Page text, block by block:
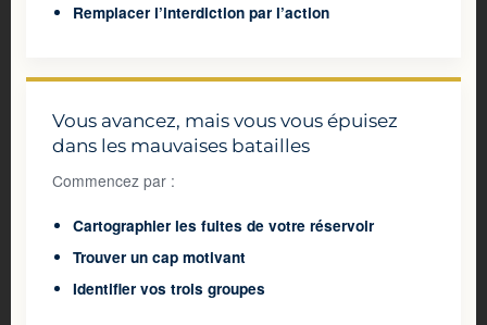
Remplacer l’interdiction par l’action
Vous avancez, mais vous vous épuisez
dans les mauvaises batailles
Commencez par :
Cartographier les fuites de votre réservoir
Trouver un cap motivant
Identifier vos trois groupes